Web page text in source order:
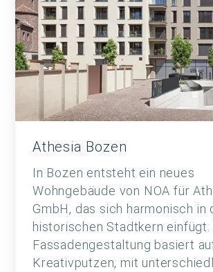
Athesia Bozen
In Bozen entsteht ein neues
Wohngebäude von NOA für
GmbH, das sich harmonisch in
historischen Stadtkern einfügt.
Fassadengestaltung basiert
Kreativputzen, mit